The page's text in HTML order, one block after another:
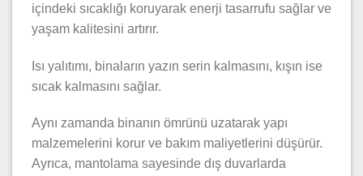
içindeki sıcaklığı koruyarak enerji tasarrufu sağlar ve
yaşam kalitesini artırır.
Isı yalıtımı, binaların yazın serin kalmasını, kışın ise
sıcak kalmasını sağlar.
Aynı zamanda binanın ömrünü uzatarak yapı
malzemelerini korur ve bakım maliyetlerini düşürür.
Ayrıca, mantolama sayesinde dış duvarlarda